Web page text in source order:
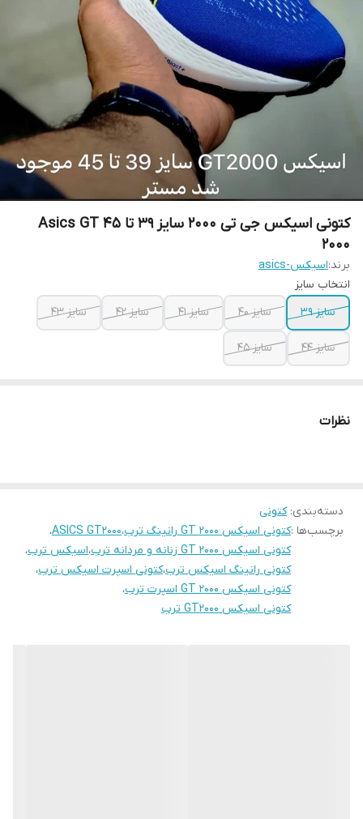
کتونی اسیکس جی تی ۲۰۰۰ سایز ۳۹ تا ۴۵ ‌Asics GT
2000
برند:اسیکس-asics
انتخاب سایز
سایز 39
سایز 40 سایز 41 سایز 42 سایز 43
سایز 44 سایز 45
نظرات
دسته‌بندی:کتونی
برچسب‌ها :کتونی اسیکس GT 2000 رانینگ ترب ،ASICS GT2000،
کتونی اسیکس GT 2000 زنانه و مردانه ترب
،اسیکس ترب،
کتونی رانینگ اسیکس ترب،کتونی اسپرت اسیکس ترب،
کتونی اسیکس GT 2000 اسپرت ترب
،
کتونی اسیکس GT2000 ترب